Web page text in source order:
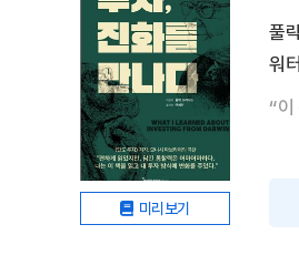
미리보기
풀
워
“이